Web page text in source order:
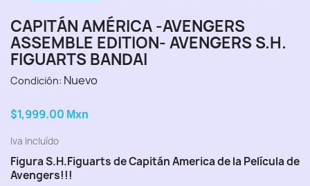
CAPITÁN AMÉRICA -AVENGERS
ASSEMBLE EDITION- AVENGERS S.H.
FIGUARTS BANDAI
Condición: Nuevo
$1,999.00 Mxn
Iva Incluído
Figura S.H.Figuarts de Capitán America de la Película de
Avengers!!!